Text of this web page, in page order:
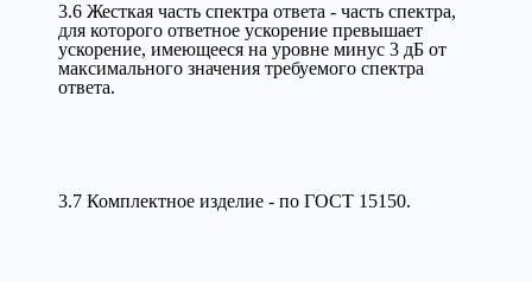
3.6 Жесткая часть спектра ответа - часть спектра,
для которого ответное ускорение превышает
ускорение, имеющееся на уровне минус 3 дБ от
максимального значения требуемого спектра
ответа.
3.7 Комплектное изделие - по ГОСТ 15150.